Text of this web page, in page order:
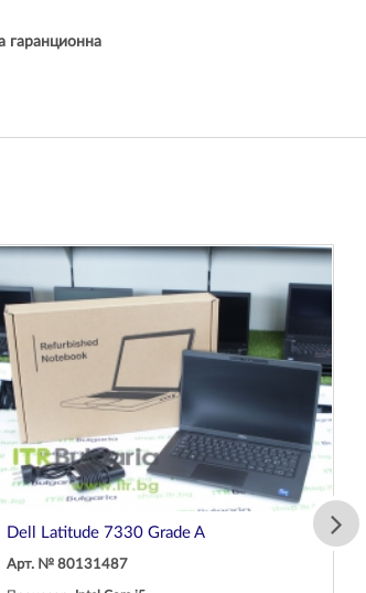
гаранционна
Dell Latitude 7330 Grade A
Арт. № 80131487